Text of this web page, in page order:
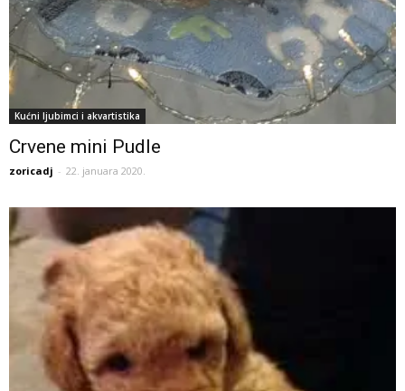
Kućni ljubimci i akvartistika
Crvene mini Pudle
zoricadj - 22. januara 2020.